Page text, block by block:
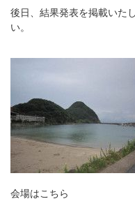
後日、結果発表を掲載いた
い。
会場はこちら